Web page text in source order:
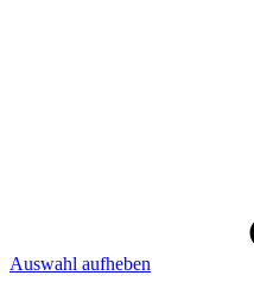
Auswahl aufheben